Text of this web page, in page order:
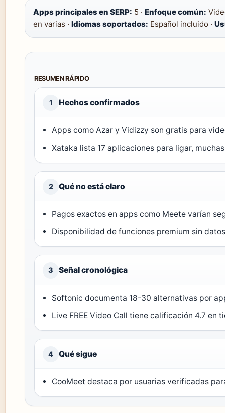
Apps principales en SERP: 5 · Enfoque común:
en varias · Idiomas soportados: Español incluido ·
RESUMEN RÁPIDO
1 Hechos confirmados
Apps como Azar y Vidizzy son gratis para
Xataka lista 17 aplicaciones para ligar,
2 Qué no está claro
Pagos exactos en apps como Meete varían
Disponibilidad de funciones premium sin
3 Señal cronológica
Softonic documenta 18-30 alternativas por
Live FREE Video Call tiene calificación 4.7 en
4 Qué sigue
CooMeet destaca por usuarias verificadas